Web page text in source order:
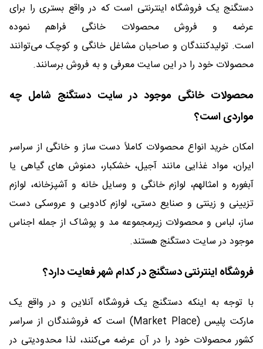
دستگنج یک فروشگاه اینترنتی است که در واقع بستری را برای
عرضه و فروش محصولات خانگی فراهم نموده
است. تولیدکنندگان و صاحبان مشاغل خانگی و کوچک می‌توانند
محصولات خود را در این سایت معرفی و به فروش برسانند.
محصولات خانگی موجود در سایت دستگنج شامل چه
مواردی است؟
امکان خرید انواع محصولات کاملاً دست ساز و خانگی از سراسر
ایران، مواد غذایی مانند آجیل، خشکبار، دمنوش های گیاهی یا
آبغوره و امثالهم، لوازم خانگی و وسایل خانه و آشپزخانه، لوازم
تزیینی و زینتی و صنایع دستی، لوازم کادویی و عروسکی دست
ساز، لباس و محصولات زیرمجموعه مد و پوشاک از جمله اجناس
موجود در سایت دستگنج هستند.
فروشگاه اینترنتی دستگنج در کدام شهر فعایت دارد؟
با توجه به اینکه دستگنج یک فروشگاه آنلاین و در واقع یک
مارکت پلیس (Market Place) است که فروشندگان از سراسر
کشور محصولات خود را در آن عرضه می‌کنند، لذا محدودیتی در